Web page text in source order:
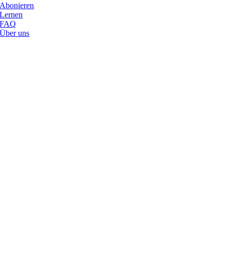
Abonieren
Lernen
FAQ
Über uns